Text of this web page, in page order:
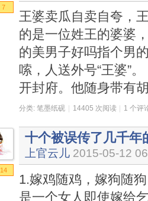
7
王婆卖瓜自卖自夸，
的是一位姓王的婆婆
的美男子好吗指个男
嗦，人送外号“王婆”
开封府。他随身带有
分类: 笔墨纸砚 14405 次阅读 1 个评
14
十个被误传了几千年
上官云儿 2015-05-12
1.嫁鸡随鸡，嫁狗随
是一个女人即使嫁给